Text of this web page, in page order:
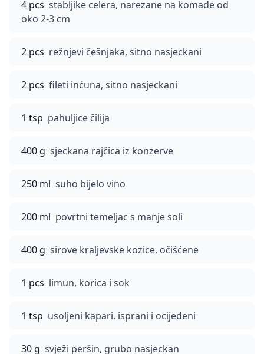
4 pcs stabljike celera, narezane na komade od
oko 2-3 cm
2 pcs režnjevi češnjaka, sitno nasjeckani
2 pcs fileti inćuna, sitno nasjeckani
1 tsp pahuljice čilija
400 g sjeckana rajčica iz konzerve
250 ml suho bijelo vino
200 ml povrtni temeljac s manje soli
400 g sirove kraljevske kozice, očišćene
1 pcs limun, korica i sok
1 tsp usoljeni kapari, isprani i ocijeđeni
30 g svježi peršin, grubo nasjeckan